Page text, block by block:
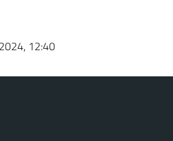
12:40